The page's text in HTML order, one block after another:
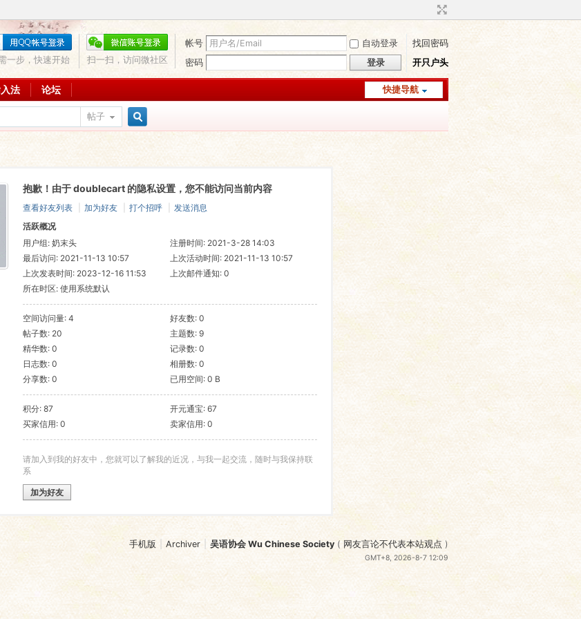
帐号 自动登录
找回密码
密码
登录 开只户头
扫一扫，访问微社区
一步，快速开始
快捷导航
法 论坛
帖子
索
抱歉！由于 doublecart 的隐私设置，您不能访问当前内容
查看好友列表 加为好友 打个招呼
发送消息
活跃概况
用户组: 奶末头
注册时间: 2021-3-28 14:03
最后访问: 2021-11-13 10:57
上次活动时间: 2021-11-13 10:57
上次发表时间: 2023-12-16 11:53
上次邮件通知: 0
所在时区: 使用系统默认
空间访问量: 4
好友数: 0
帖子数: 20
主题数: 9
精华数: 0
记录数: 0
日志数: 0
相册数: 0
分享数: 0
已用空间: 0 B
积分: 87
开元通宝: 67
买家信用: 0
卖家信用: 0
请加入到我的好友中，您就可以了解我的近况，与我一起交流，随时与我保持联
系
加为好友
手机版 Archiver 吴语协会 Wu Chinese Society( 网友言论不代表本站观点 )
GMT+8, 2026-8-7 12:09